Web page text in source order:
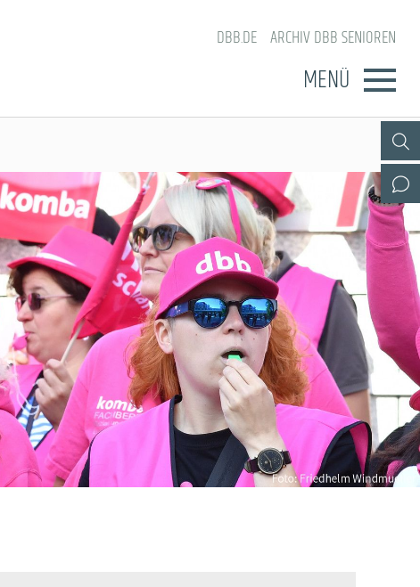
DBB.DE ARCHIV DBB SENIOREN
MENÜ